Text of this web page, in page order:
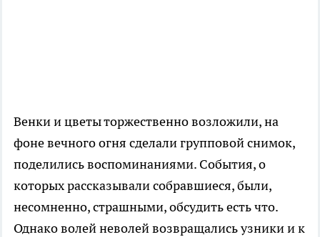
Венки и цветы торжественно возложили, на
фоне вечного огня сделали групповой снимок,
поделились воспоминаниями. События, о
которых рассказывали собравшиеся, были,
несомненно, страшными, обсудить есть что.
Однако волей неволей возвращались узники и к